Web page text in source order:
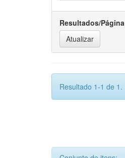
Resultados/Página
Resultado 1-1 de 1.